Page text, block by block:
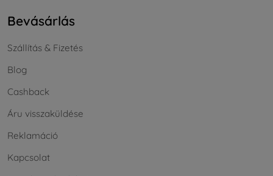
Bevásárlás
Szállítás & Fizetés
Blog
Cashback
Áru visszaküldése
Reklamáció
Kapcsolat